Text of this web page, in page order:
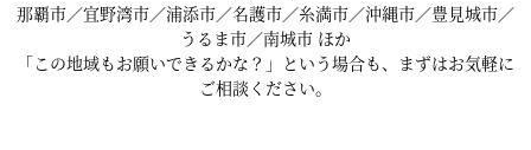
那覇市／宜野湾市／浦添市／名護市／糸満市／沖縄市／豊見城市／
うるま市／南城市 ほか
「この地域もお願いできるかな？」という場合も、まずはお気軽に
ご相談ください。